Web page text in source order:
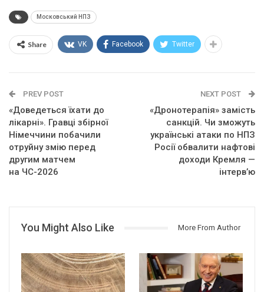
Московський НПЗ
Share VK Facebook Twitter
PREV POST
«Доведеться їхати до
лікарні». Гравці збірної
Німеччини побачили
отруйну змію перед
другим матчем
на ЧС-2026
NEXT POST
«Дронотерапія» замість
санкцій. Чи зможуть
українські атаки по НПЗ
Росії обвалити нафтові
доходи Кремля —
інтерв’ю
You Might Also Like More From Author